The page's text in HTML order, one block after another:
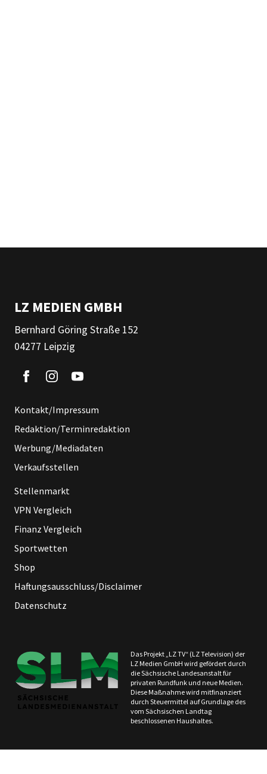
LZ MEDIEN GMBH
Bernhard Göring Straße 152
04277 Leipzig
Kontakt/Impressum
Redaktion/Terminredaktion
Werbung/Mediadaten
Verkaufsstellen
Stellenmarkt
VPN Vergleich
Finanz Vergleich
Sportwetten
Shop
Haftungsausschluss/Disclaimer
Datenschutz
Das Projekt „LZ TV“ (LZ Television) der
LZ Medien GmbH wird gefördert durch
die Sächsische Landesanstalt für
privaten Rundfunk und neue Medien.
Diese Maßnahme wird mitfinanziert
durch Steuermittel auf Grundlage des
vom Sächsischen Landtag
beschlossenen Haushaltes.